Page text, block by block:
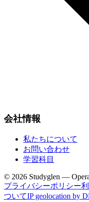
会社情報
私たちについて
お問い合わせ
学習科目
© 2026 Studyglen —
プライバシーポリシー
ついてIP geolocation by